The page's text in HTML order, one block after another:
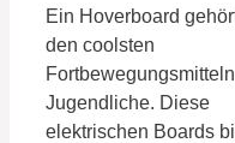
Ein Hoverboard
den coolsten
Jugendliche. Diese
elektrischen Boards